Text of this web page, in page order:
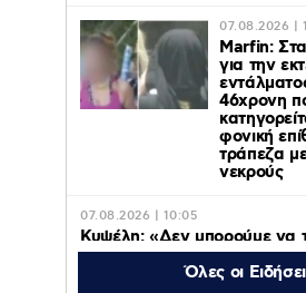
07.08.2026 |
Marfin:
για την
46χρονη
φονική
τράπεζα
νεκρούς
07.08.2026 | 10:05
Κυψέλη: «Δεν μπορούμε να
πιστέψουμε», λέει
των Αμερικανών που
Όλες οι